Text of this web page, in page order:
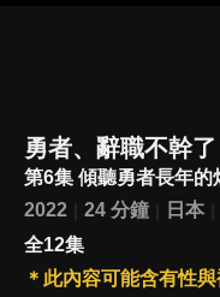
勇者、辭職不幹了
第6集 傾聽勇者長年的
2022
24 分鐘 日本
全12集
＊此內容可能含有性